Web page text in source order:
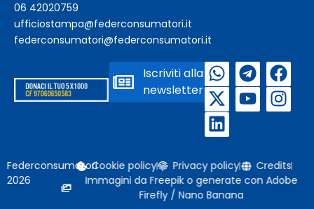
06 42020759
ufficiostampa@federconsumatori.it
federconsumatori@federconsumatori.it
Iscriviti alla
newsletter
Federconsumatori
2026
Cookie policy Privacy policy
Credits
Immagini da Freepik o generate con Adobe
Firefly / Nano Banana